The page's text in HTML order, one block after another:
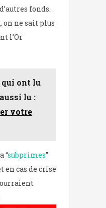
fonds.
on ne sait plus
l’Or
qui ont lu
lu :
votre
“subprimes”
en cas de crise